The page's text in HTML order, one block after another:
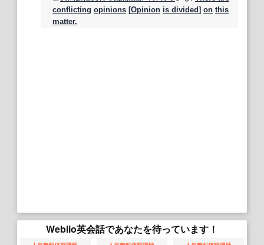
conflicting opinions [Opinion is divided] on this
matter.
Weblio英会話であなたを待っています！